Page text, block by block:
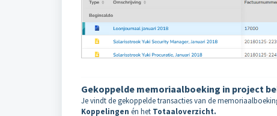
Gekoppelde memoriaalboeking in project
Je vindt de gekoppelde transacties van de
Koppelingen én het Totaaloverzicht.